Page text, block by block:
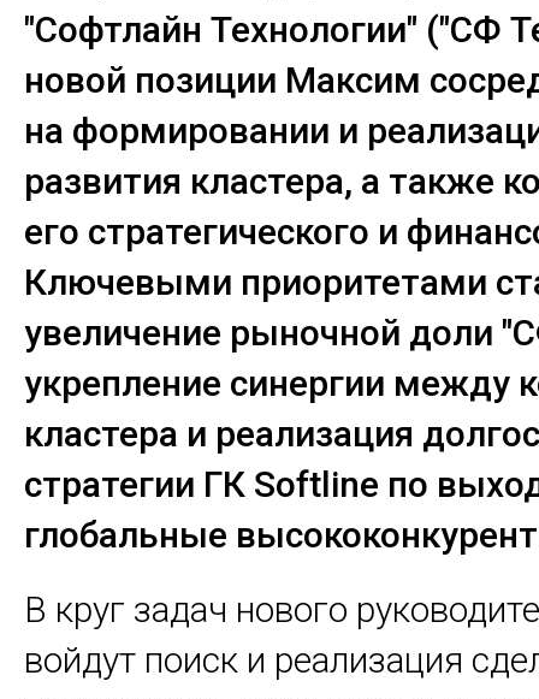
"Софтлайн Технологии" ("СФ
новой позиции Максим
на формировании и
развития кластера, а также
его стратегического и
Ключевыми приоритетами
увеличение рыночной доли
укрепление синергии между
кластера и реализация
стратегии ГК Softline по
глобальные
В круг задач нового
войдут поиск и реализация